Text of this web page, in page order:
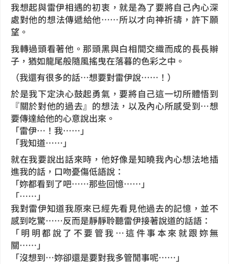
我想起與雷伊相遇的初衷，就是為了要將自己內心深
處對他的想法傳遞給他……所以才向神祈禱，許下願
望。
我轉過頭看著他。那頭黑與白相間交織而成的長長辮
子，猶如龍尾般隨風搖曳在落暮的色彩之中。
（我還有很多的話…想要對雷伊說……！）
於是我下定決心鼓起勇氣，要將自己這一切所體悟到
『關於對他的過去』的想法，以及內心所感受到…想
要傳達給他的心意說出來。
「雷伊…！我……」
「我知道……」
就在我要說出話來時，他好像是知曉我內心想法地插
進我的話，口吻憂傷低語說：
「妳都看到了吧……那些回憶……」
「……」
我對雷伊知道我原來已經先看見他過去的記憶，並不
感到吃驚……反而是靜靜聆聽雷伊接著說道的話語：
「明明都說了不要管我…這件事本來就跟妳無
關……」
「沒想到…妳卻還是要對我多管閒事呢……」